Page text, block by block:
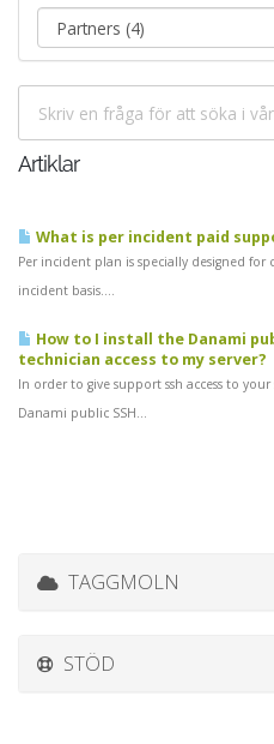
Artiklar
What is per incident paid
Per incident plan is specially designed
incident basis....
How to I install the Danami
technician access to my server?
In order to give support ssh access to
Danami public SSH...
TAGGMOLN
STÖD